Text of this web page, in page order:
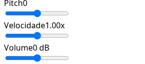
Pitch0
Velocidade1.00x
Volume0dB